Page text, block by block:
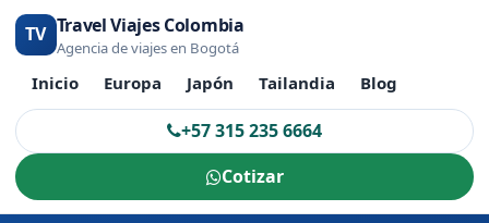
TV Travel Viajes Colombia
Agencia de viajes en Bogotá
Inicio Europa Japón Tailandia Blog
+57 315 235 6664
Cotizar